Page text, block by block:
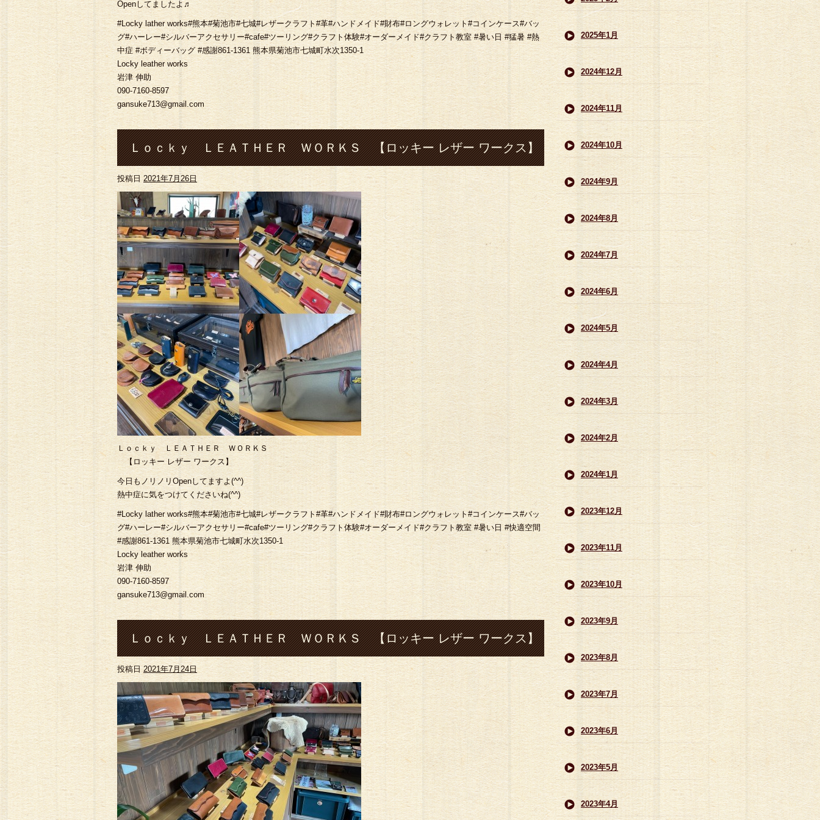
Openしてましたよ♬
#Locky lather works#熊本#菊池市#七城#レザークラフト#革#ハンドメイド#財布#ロングウォレット#コインケース#バッ
グ#ハーレー#シルバーアクセサリー#cafe#ツーリング#クラフト体験#オーダーメイド#クラフト教室 #暑い日 #猛暑 #熱
中症 #ボディーバッグ #感謝861-1361 熊本県菊池市七城町水次1350-1
Locky leather works
岩津 伸助
090-7160-8597
gansuke713@gmail.com
Ｌｏｃｋｙ ＬＥＡＴＨＥＲ ＷＯＲＫＳ 【ロッキー レザー ワークス】
#Locky lather works#熊本#菊池市#七城#レザー クラフト#革#ハンドメイド#
財布#ロングウォレット#コイン ケース#バッグ#ハーレー#シルバーアクセ
サリー#cafe#ツーリ ング#クラフト体験#オーダーメイド#クラフト教室
投稿日 2021年7月26日
Ｌｏｃｋｙ ＬＥＡＴＨＥＲ ＷＯＲＫＳ
【ロッキー レザー ワークス】
今日もノリノリOpenしてますよ(^^)
熱中症に気をつけてくださいね(^^)
#Locky lather works#熊本#菊池市#七城#レザークラフト#革#ハンドメイド#財布#ロングウォレット#コインケース#バッ
グ#ハーレー#シルバーアクセサリー#cafe#ツーリング#クラフト体験#オーダーメイド#クラフト教室 #暑い日 #快適空間
#感謝861-1361 熊本県菊池市七城町水次1350-1
Locky leather works
岩津 伸助
090-7160-8597
gansuke713@gmail.com
Ｌｏｃｋｙ ＬＥＡＴＨＥＲ ＷＯＲＫＳ 【ロッキー レザー ワークス】
暑さに負けず！
投稿日 2021年7月24日
2025年1月
2024年12月
2024年11月
2024年10月
2024年9月
2024年8月
2024年7月
2024年6月
2024年5月
2024年4月
2024年3月
2024年2月
2024年1月
2023年12月
2023年11月
2023年10月
2023年9月
2023年8月
2023年7月
2023年6月
2023年5月
2023年4月